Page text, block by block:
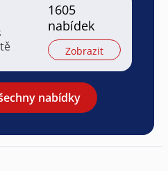
1605
nabídek
Zobrazit
nabídky